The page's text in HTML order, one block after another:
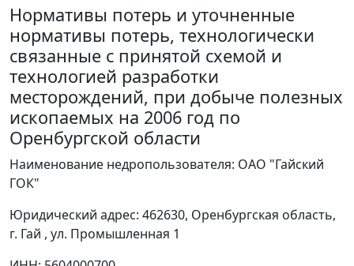
Нормативы потерь и уточненные
нормативы потерь, технологически
связанные с принятой схемой и
технологией разработки
месторождений, при добыче полезных
ископаемых на 2006 год по
Оренбургской области
Наименование недропользователя: ОАО "Гайский
ГОК"
Юридический адрес: 462630, Оренбургская область,
г. Гай , ул. Промышленная 1